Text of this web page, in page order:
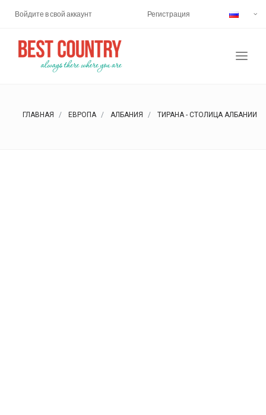
Войдите в свой аккаунт Регистрация
ГЛАВНАЯ ЕВРОПА АЛБАНИЯ ТИРАНА - СТОЛИЦА АЛБАНИИ